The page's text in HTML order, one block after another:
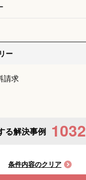
ー
請求
る解決事例 1032
条件内容のクリア